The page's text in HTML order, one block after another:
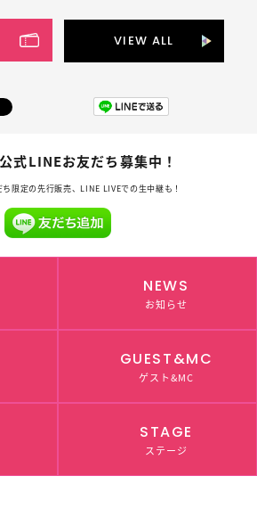
VIEW ALL
式LINEお友だち募集中！
限定の先行販売、LINE LIVEでの生中継も！
NEWS
お知らせ
GUEST&MC
ゲスト&MC
STAGE
ステージ